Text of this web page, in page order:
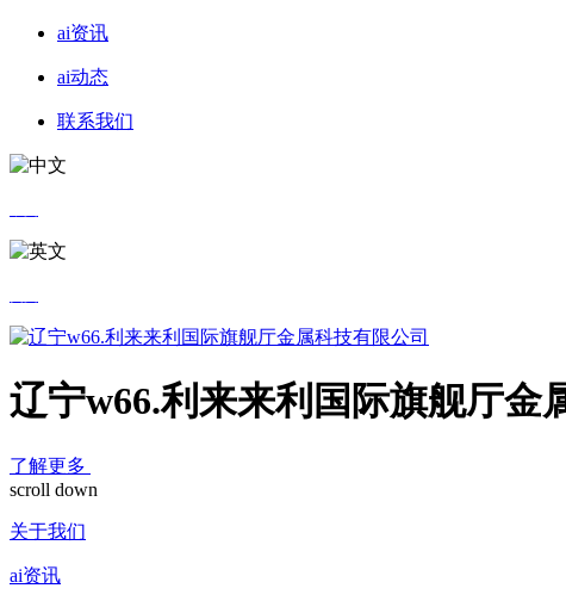
ai资讯
ai动态
联系我们
辽宁w66.利来来利国际旗舰厅金
了解更多
scroll down
关于我们
ai资讯